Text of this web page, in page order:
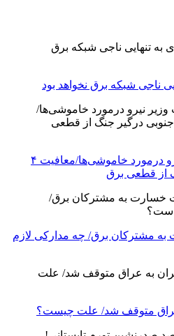
ناجی شبکه برق نخواهد بود
آخرین اظهارات وزیر نیرو درمورد خاموشی‌ها/معافیت ۴
از قطعی برق
مشترکان برق/ چه مدارکی لازم
عراق متوقف شد/ علت چیست؟